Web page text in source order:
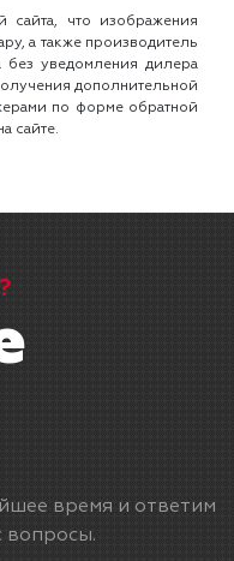
сайта, что изображения
а также производитель
без уведомления дилера
дополнительной
по форме обратной
сайте.
время и ответим